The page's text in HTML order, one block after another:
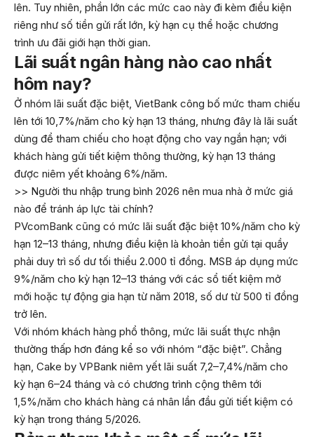
lên. Tuy nhiên, phần lớn các mức cao này đi kèm điều kiện
riêng như số tiền gửi rất lớn, kỳ hạn cụ thể hoặc chương
trình ưu đãi giới hạn thời gian.
Lãi suất ngân hàng nào cao nhất
hôm nay?
Ở nhóm lãi suất đặc biệt, VietBank công bố mức tham chiếu
lên tới 10,7%/năm cho kỳ hạn 13 tháng, nhưng đây là lãi suất
dùng để tham chiếu cho hoạt động cho vay ngắn hạn; với
khách hàng gửi tiết kiệm thông thường, kỳ hạn 13 tháng
được niêm yết khoảng 6%/năm.
>> Người thu nhập trung bình 2026 nên mua nhà ở mức giá
nào để tránh áp lực tài chính?
PVcomBank cũng có mức lãi suất đặc biệt 10%/năm cho kỳ
hạn 12–13 tháng, nhưng điều kiện là khoản tiền gửi tại quầy
phải duy trì số dư tối thiểu 2.000 tỉ đồng. MSB áp dụng mức
9%/năm cho kỳ hạn 12–13 tháng với các sổ tiết kiệm mở
mới hoặc tự động gia hạn từ năm 2018, số dư từ 500 tỉ đồng
trở lên.
Với nhóm khách hàng phổ thông, mức lãi suất thực nhận
thường thấp hơn đáng kể so với nhóm “đặc biệt”. Chẳng
hạn, Cake by VPBank niêm yết lãi suất 7,2–7,4%/năm cho
kỳ hạn 6–24 tháng và có chương trình cộng thêm tới
1,5%/năm cho khách hàng cá nhân lần đầu gửi tiết kiệm có
kỳ hạn trong tháng 5/2026.